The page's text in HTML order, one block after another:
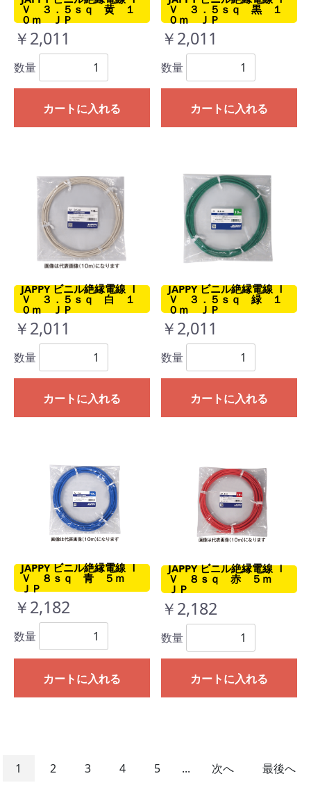
Ｖ ３．５ｓｑ 黄 １
０ｍ ＪＰ
￥2,011
数量
カートに入れる
Ｖ ３．５ｓｑ 黒 １
０ｍ ＪＰ
￥2,011
数量
カートに入れる
JAPPY ビニル絶縁電線 Ｉ
Ｖ ３．５ｓｑ 白 １
０ｍ ＪＰ
￥2,011
数量
カートに入れる
JAPPY ビニル絶縁電線 Ｉ
Ｖ ３．５ｓｑ 緑 １
０ｍ ＪＰ
￥2,011
数量
カートに入れる
JAPPY ビニル絶縁電線 Ｉ
Ｖ ８ｓｑ 青 ５ｍ
ＪＰ
￥2,182
数量
カートに入れる
JAPPY ビニル絶縁電線 Ｉ
Ｖ ８ｓｑ 赤 ５ｍ
ＪＰ
￥2,182
数量
カートに入れる
1 2 3 4 5 ... 次へ 最後へ